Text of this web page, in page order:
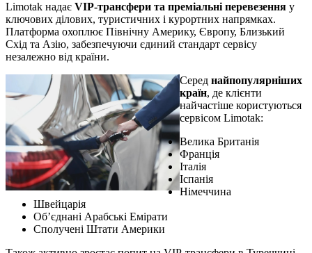
Limotak надає VIP-трансфери та преміальні перевезення у
ключових ділових, туристичних і курортних напрямках.
Платформа охоплює Північну Америку, Європу, Близький
Схід та Азію, забезпечуючи єдиний стандарт сервісу
незалежно від країни.
Серед найпопулярніших
країн, де клієнти
найчастіше користуються
сервісом Limotak:
Велика Британія
Франція
Італія
Іспанія
Німеччина
Швейцарія
Об’єднані Арабські Емірати
Сполучені Штати Америки